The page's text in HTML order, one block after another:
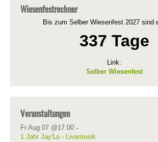
Wiesenfestrechner
Bis zum Selber Wiesenfest 2027 sind
337 Tage
Link:
Selber Wiesenfest
Veranstaltungen
Fr Aug 07 @17:00 -
1 Jahr Jay'Lo - Livemusik